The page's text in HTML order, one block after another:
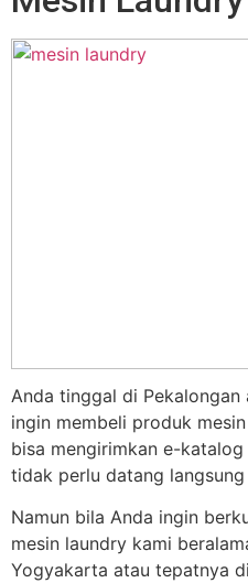
Anda tinggal di
ingin membeli produk
bisa mengirimkan e-
tidak perlu datang
Namun bila Anda ingin
mesin laundry kami
Yogyakarta atau tepatnya